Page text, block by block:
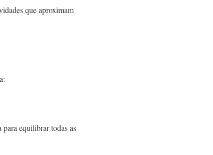
que aproximam
equilibrar todas as